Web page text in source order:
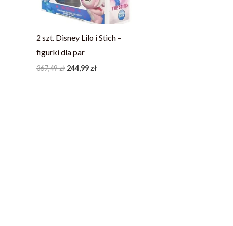
2 szt. Disney Lilo i Stich –
figurki dla par
367,49zł 244,99 zł